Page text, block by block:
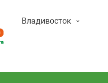
Владивосток